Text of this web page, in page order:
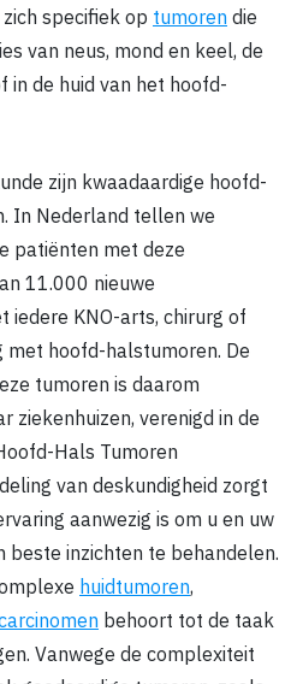
specifiek optumorendie
van neus, mond en keel, de
de huid van het hoofd-
zijn kwaadaardige hoofd-
In Nederland tellen we
patiënten met deze
11.000 nieuwe
KNO-arts, chirurg of
hoofd-halstumoren. De
tumoren is daarom
ziekenhuizen, verenigd in de
Hals Tumoren
van deskundigheid zorgt
aanwezig is om u en uw
beste inzichten te behandelen.
huidtumoren,
behoort tot de taak
Vanwege de complexiteit